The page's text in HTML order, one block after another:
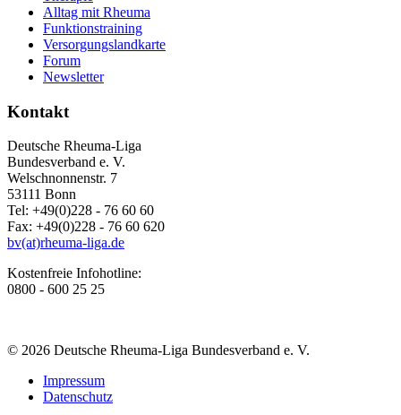
Alltag mit Rheuma
Funktionstraining
Versorgungslandkarte
Forum
Newsletter
Kontakt
Deutsche Rheuma-Liga
Bundesverband e. V.
Welschnonnenstr. 7
53111 Bonn
Tel: +49(0)228 - 76 60 60
Fax: +49(0)228 - 76 60 620
bv(at)rheuma-liga.de
Kostenfreie Infohotline:
0800 - 600 25 25
© 2026 Deutsche Rheuma-Liga Bundesverband e. V.
Impressum
Datenschutz